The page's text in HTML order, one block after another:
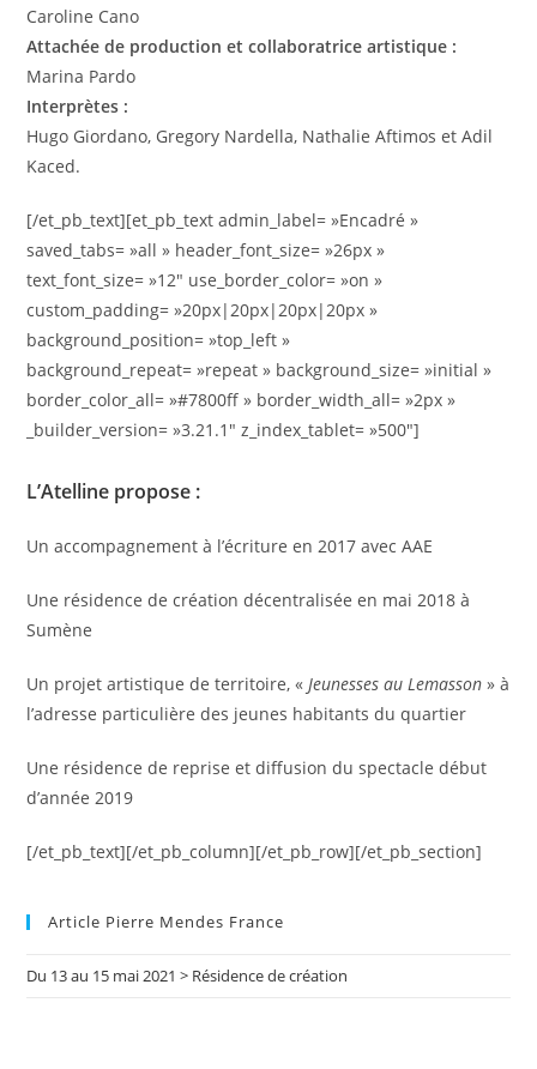
Caroline Cano
Attachée de production et collaboratrice artistique :
Marina Pardo
Interprètes :
Hugo Giordano, Gregory Nardella, Nathalie Aftimos et Adil
Kaced.
[/et_pb_text][et_pb_text admin_label= »Encadré »
saved_tabs= »all » header_font_size= »26px »
text_font_size= »12″ use_border_color= »on »
custom_padding= »20px|20px|20px|20px »
background_position= »top_left »
background_repeat= »repeat » background_size= »initial »
border_color_all= »#7800ff » border_width_all= »2px »
_builder_version= »3.21.1″ z_index_tablet= »500″]
L’Atelline propose :
Un accompagnement à l’écriture en 2017 avec AAE
Une résidence de création décentralisée en mai 2018 à
Sumène
Un projet artistique de territoire, «Jeunesses au Lemasson» à
l’adresse particulière des jeunes habitants du quartier
Une résidence de reprise et diffusion du spectacle début
d’année 2019
[/et_pb_text][/et_pb_column][/et_pb_row][/et_pb_section]
Article Pierre Mendes France
Du 13 au 15 mai 2021 > Résidence de création